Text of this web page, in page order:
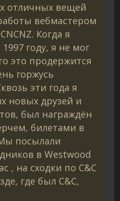
отличных вещей
вебмастером
Когда я
году, я не мог
это продержится
горжусь
эти года я
новых друзей и
был награждён
билетами в
посылали
в Westwood
, на сходки по C&C
где был C&C,